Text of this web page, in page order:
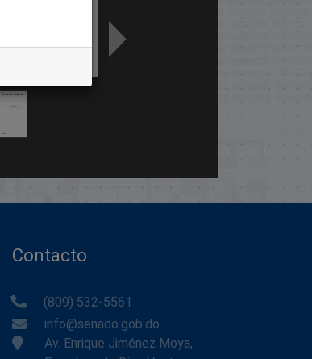
Contacto
(809) 532-5561
info@senado.gob.do
Av. Enrique Jiménez Moya,